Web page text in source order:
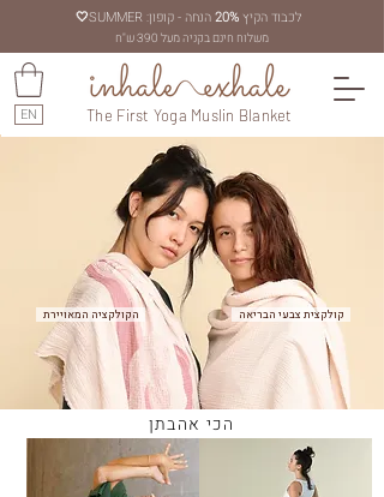
לכבוד הקיץ20% הנחה - קופון: SUMMER 🤍
משלוח חינם בקניה מעל 390 ש"ח
EN The First Yoga Muslin Blanket
הקולקציה המאויירת קולקצית צבעי הבריאה
הכי אהבתן